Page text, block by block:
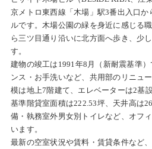
京メトロ東西線「木場」駅3番出入口
ルです。木場公園の緑を身近に感じる
ら三ツ目通り沿いに北方面へ歩き、少
す。
建物の竣工は1991年8月（新耐震基準
ンス・お手洗いなど、共用部のリニュ
模は地上7階建て、エレベーターは2基
基準階貸室面積は222.53坪、天井高は
備・執務室外男女別トイレなど、オフ
います。
最新の空室状況や賃料・賃貸条件など